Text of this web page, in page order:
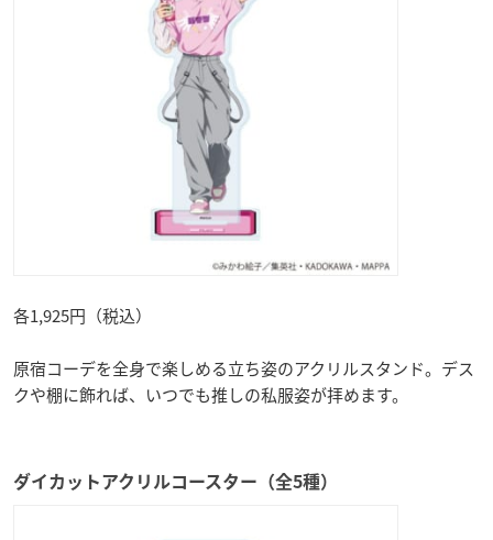
各1,925円（税込）
原宿コーデを全身で楽しめる立ち姿のアクリルスタンド。デス
クや棚に飾れば、いつでも推しの私服姿が拝めます。
ダイカットアクリルコースター（全5種）